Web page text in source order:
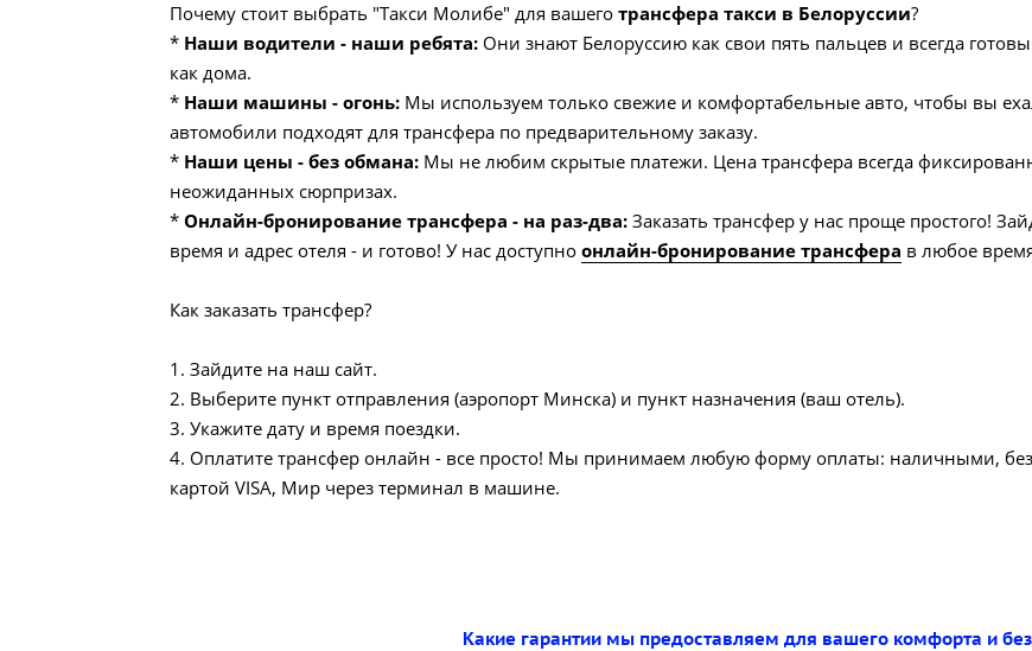
Почему стоит выбрать "Такси Молибе" для вашего трансфера такси в Белоруссии?
* Наши водители - наши ребята: Они знают Белоруссию как свои пять пальцев и всегда
как дома.
* Наши машины - огонь: Мы используем только свежие и комфортабельные авто, чтобы вы
автомобили подходят для трансфера по предварительному заказу.
* Наши цены - без обмана: Мы не любим скрытые платежи. Цена трансфера всегда
неожиданных сюрпризах.
* Онлайн-бронирование трансфера - на раз-два: Заказать трансфер у нас проще простого!
время и адрес отеля - и готово! У нас доступно онлайн-бронирование трансфера в любое
Как заказать трансфер?
1. Зайдите на наш сайт.
2. Выберите пункт отправления (аэропорт Минска) и пункт назначения (ваш отель).
3. Укажите дату и время поездки.
4. Оплатите трансфер онлайн - все просто! Мы принимаем любую форму оплаты: наличными,
картой VISA, Мир через терминал в машине.
Какие гарантии мы предоставляем для вашего комфорта и